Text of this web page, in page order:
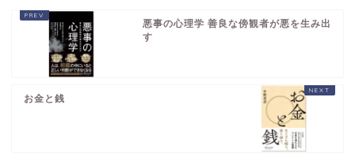
悪事の心理学 善良な傍観者が悪を生み出
す
お金と銭